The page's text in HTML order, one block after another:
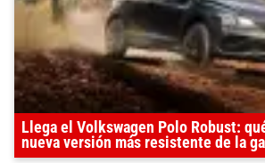
Llega el Volkswagen Polo Robust:
nueva versión más resistente de la